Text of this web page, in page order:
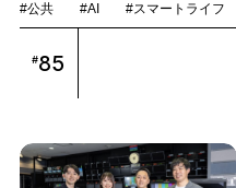
#公共 #AI #スマートライフ
#85